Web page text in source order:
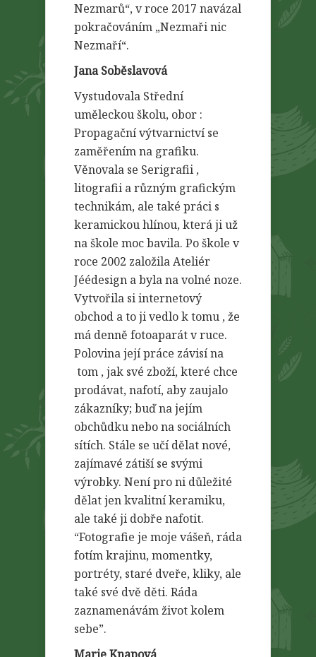
Nezmarů“, v roce 2017 navázal
pokračováním „Nezmaři nic
Nezmaří“.
Jana Soběslavová
Vystudovala Střední
uměleckou školu, obor :
Propagační výtvarnictví se
zaměřením na grafiku.
Věnovala se Serigrafii ,
litografii a různým grafickým
technikám, ale také práci s
keramickou hlínou, která ji už
na škole moc bavila. Po škole v
roce 2002 založila Ateliér
Jéédesign a byla na volné noze.
Vytvořila si internetový
obchod a to ji vedlo k tomu , že
má denně fotoaparát v ruce.
Polovina její práce závisí na
tom , jak své zboží, které chce
prodávat, nafotí, aby zaujalo
zákazníky; buď na jejím
obchůdku nebo na sociálních
sítích. Stále se učí dělat nové,
zajímavé zátiší se svými
výrobky. Není pro ni důležité
dělat jen kvalitní keramiku,
ale také ji dobře nafotit.
“Fotografie je moje vášeň, ráda
fotím krajinu, momentky,
portréty, staré dveře, kliky, ale
také své dvě děti. Ráda
zaznamenávám život kolem
sebe”.